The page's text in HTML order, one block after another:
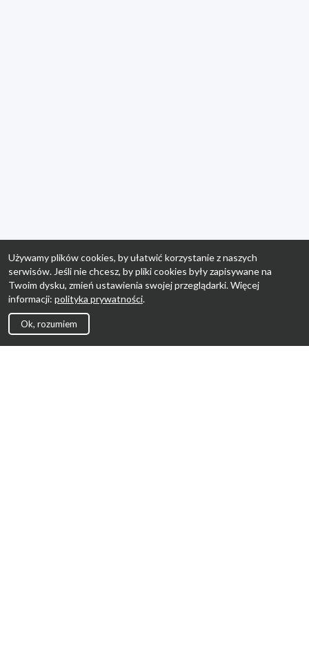
Używamy plików cookies, by ułatwić korzystanie z naszych
serwisów. Jeśli nie chcesz, by pliki cookies były zapisywane na
Twoim dysku, zmień ustawienia swojej przeglądarki. Więcej
informacji: polityka prywatności.
Ok, rozumiem